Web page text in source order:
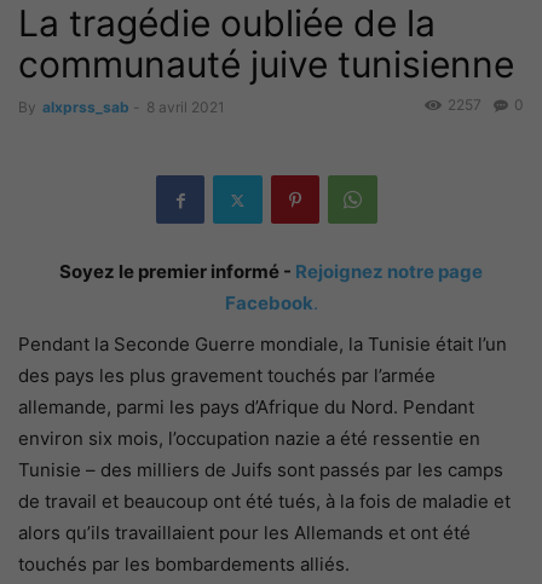
La tragédie oubliée de la
communauté juive tunisienne
By alxprss_sab - 8 avril 2021 0
2257
Soyez le premier informé - Rejoignez notre page
Facebook.
Pendant la Seconde Guerre mondiale, la Tunisie était l’un
des pays les plus gravement touchés par l’armée
allemande, parmi les pays d’Afrique du Nord. Pendant
environ six mois, l’occupation nazie a été ressentie en
Tunisie – des milliers de Juifs sont passés par les camps
de travail et beaucoup ont été tués, à la fois de maladie et
alors qu’ils travaillaient pour les Allemands et ont été
touchés par les bombardements alliés.